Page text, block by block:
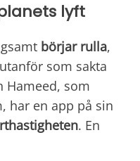
lyft
börjar rulla,
som sakta
Hameed, som
har en app på sin
. En